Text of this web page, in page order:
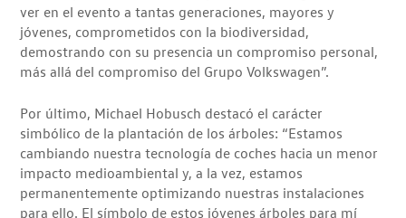
ver en el evento a tantas generaciones, mayores y
jóvenes, comprometidos con la biodiversidad,
demostrando con su presencia un compromiso personal,
más allá del compromiso del Grupo Volkswagen”.
Por último, Michael Hobusch destacó el carácter
simbólico de la plantación de los árboles: “Estamos
cambiando nuestra tecnología de coches hacia un menor
impacto medioambiental y, a la vez, estamos
permanentemente optimizando nuestras instalaciones
para ello. El símbolo de estos jóvenes árboles para mí